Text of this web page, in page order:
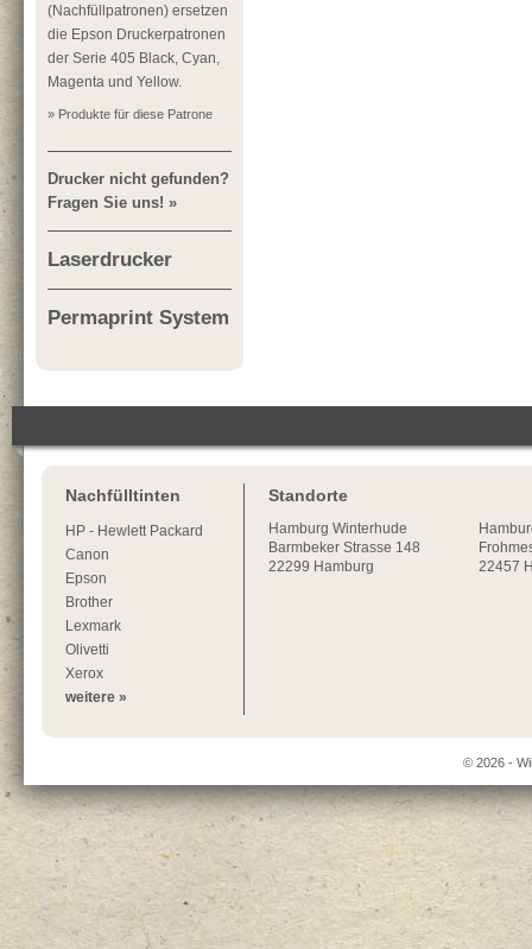
(Nachfüllpatronen) ersetzen
die Epson Druckerpatronen
der Serie 405 Black, Cyan,
Magenta und Yellow.
» Produkte für diese Patrone
Drucker nicht gefunden?
Fragen Sie uns! »
Laserdrucker
Permaprint System
Nachfülltinten
HP - Hewlett Packard
Canon
Epson
Brother
Lexmark
Olivetti
Xerox
weitere »
Standorte
Hamburg Winterhude
Barmbeker Strasse 148
22299 Hamburg
22457
© 2026 -